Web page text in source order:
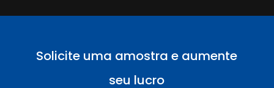
Solicite uma amostra e aumente
seu lucro